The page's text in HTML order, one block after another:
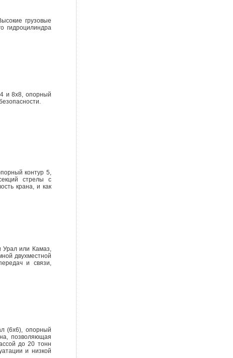
грузовые
гидроцилиндра
и 8х8, опорный
контур 5,
стрелы с
крана, и как
Урал или Камаз,
двухместной
и связи,
(6х6), опорный
позволяющая
до 20 тонн
и низкой